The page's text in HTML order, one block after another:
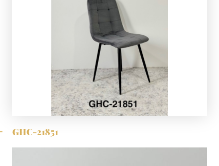
GHC-21851